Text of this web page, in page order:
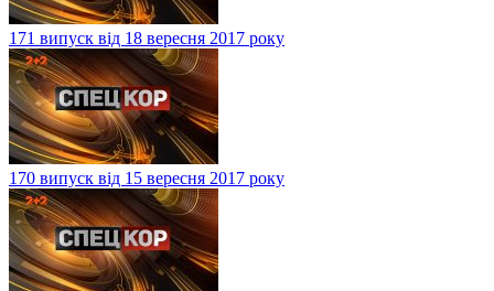
171 випуск від 18 вересня 2017 року
170 випуск від 15 вересня 2017 року